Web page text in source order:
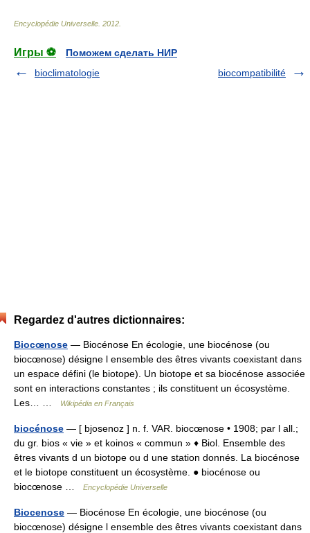
Encyclopédie Universelle 2012
Игры ⚽
Поможем сделать НИР
bioclimatologie
biocompatibilité
Regardez d'autres dictionnaires:
Biocœnose — Biocénose En écologie, une biocénose (ou
biocœnose) désigne l ensemble des êtres vivants coexistant dans
un espace défini (le biotope). Un biotope et sa biocénose associée
sont en interactions constantes ; ils constituent un écosystème.
Les… …
Wikipédia en Français
biocénose — [ bjosenoz ] n. f. VAR. biocœnose • 1908; par l all.;
du gr. bios « vie » et koinos « commun » ♦ Biol. Ensemble des
êtres vivants d un biotope ou d une station donnés. La biocénose
et le biotope constituent un écosystème. ● biocénose ou
biocœnose …
Encyclopédie Universelle
Biocenose — Biocénose En écologie, une biocénose (ou
biocœnose) désigne l ensemble des êtres vivants coexistant dans